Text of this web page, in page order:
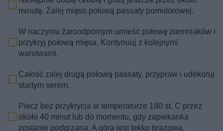
minutę. Zalej mięso połową passaty pomidorowej.
W naczyniu żaroodpornym umieść połowę ziemniaków i
przykryj połową mięsa. Kontynuuj z kolejnymi
warstwami.
Całość zalej drugą połową passaty, przypraw i udekoruj
startym serem.
Piecz bez przykrycia w temperaturze 180 st. C przez
około 40 minut lub do momentu, gdy zapiekanka
zostanie podgrzana. A góra jest lekko brązowa.